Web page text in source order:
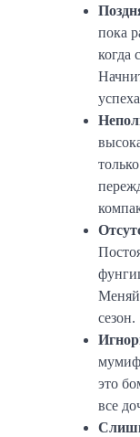
пока
когда
сезон.
это
все